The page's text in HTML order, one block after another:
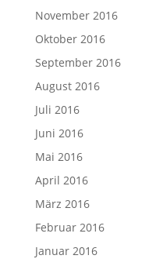
November 2016
Oktober 2016
September 2016
August 2016
Juli 2016
Juni 2016
Mai 2016
April 2016
März 2016
Februar 2016
Januar 2016